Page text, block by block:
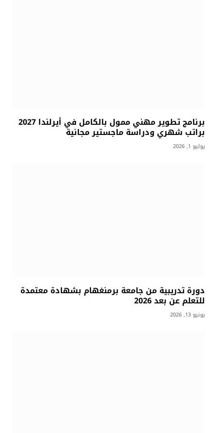
برنامج تطوير مهني ممول بالكامل في أيرلندا 2027
براتب شهري ودراسة ماجستير مجانية
يوليو 1, 2026
دورة تدريبية من جامعة برمنغهام بشهادة معتمدة
للتعلم عن بعد 2026
يونيو 13, 2026